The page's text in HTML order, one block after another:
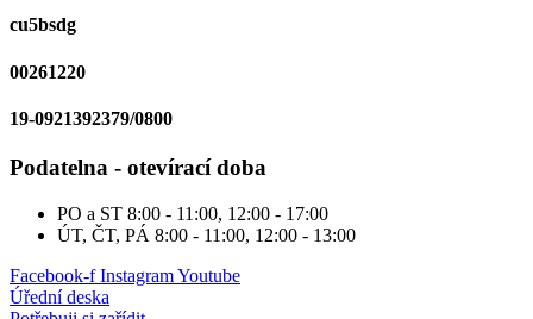
cu5bsdg
00261220
19-0921392379/0800
Podatelna - otevírací doba
PO a ST 8:00 - 11:00, 12:00 - 17:00
ÚT, ČT, PÁ 8:00 - 11:00, 12:00 - 13:00
Facebook-f InstagramYoutube
Úřední deska